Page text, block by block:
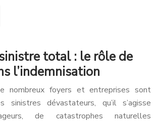
total : le rôle de
l’indemnisation
nombreux foyers et entreprises sont
sinistres dévastateurs, qu’il s’agisse
de catastrophes naturelles